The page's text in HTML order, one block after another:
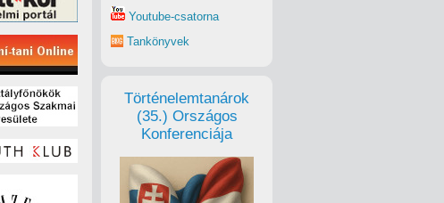
Youtube-csatorna
Tankönyvek
Történelemtanárok
(35.) Országos
Konferenciája